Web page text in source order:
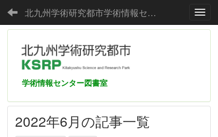
北九州学術研究都市学術情報センター
学術情報センター図書室
2022年6月の記事一覧